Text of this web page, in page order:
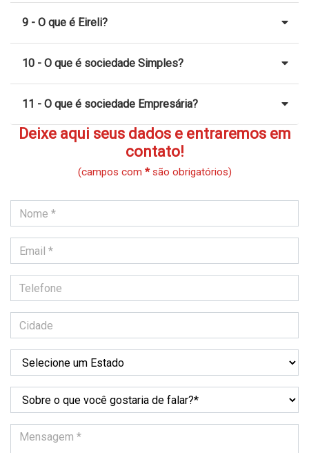
9 - O que é Eireli?
10 - O que é sociedade Simples?
11 - O que é sociedade Empresária?
Deixe aqui seus dados e entraremos em
contato!
(campos com *são obrigatórios)